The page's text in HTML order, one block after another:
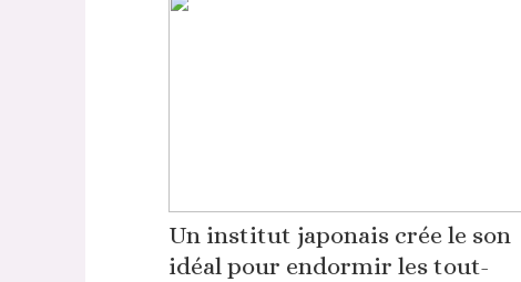
Un institut japonais crée le son
idéal pour endormir les tout-